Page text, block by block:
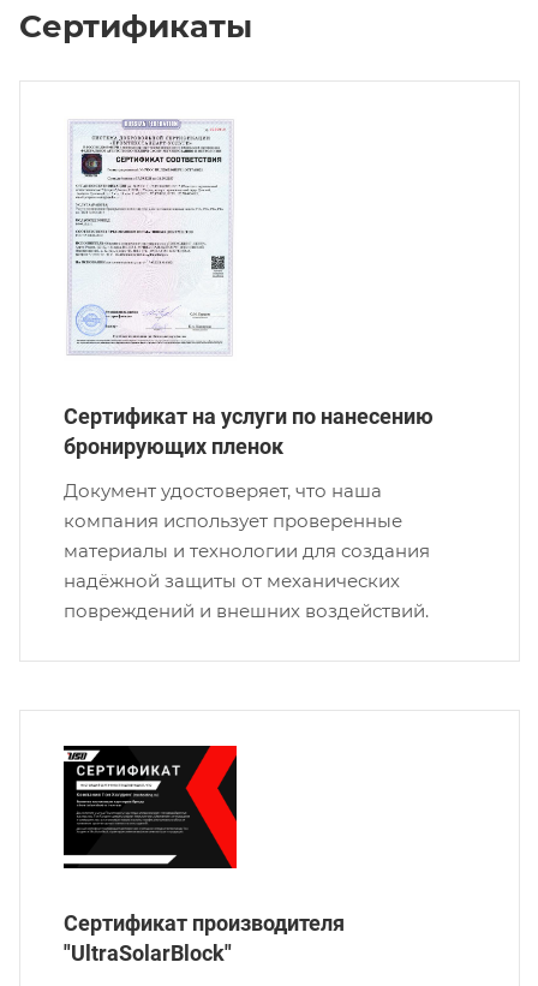
Сертификаты
Сертификат на услуги по нанесению
бронирующих пленок
Документ удостоверяет, что наша
компания использует проверенные
материалы и технологии для создания
надёжной защиты от механических
повреждений и внешних воздействий.
Сертификат производителя
"UltraSolarBlock"